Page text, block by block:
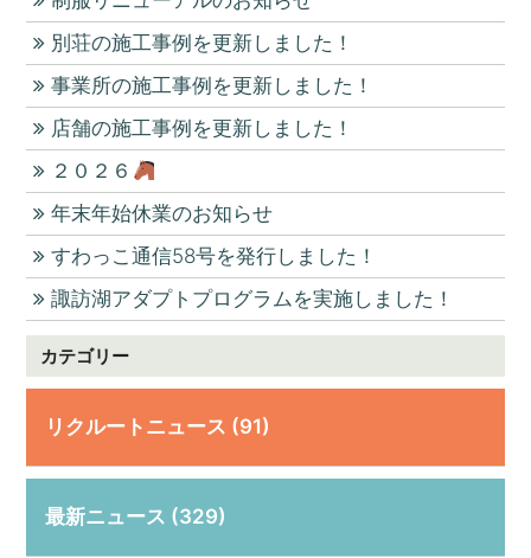
別荘の施工事例を更新しました！
事業所の施工事例を更新しました！
店舗の施工事例を更新しました！
２０２６
年末年始休業のお知らせ
すわっこ通信58号を発行しました！
諏訪湖アダプトプログラムを実施しました！
カテゴリー
リクルートニュース (91)
最新ニュース (329)